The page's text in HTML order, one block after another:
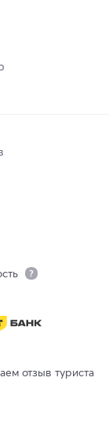
отзыв туриста